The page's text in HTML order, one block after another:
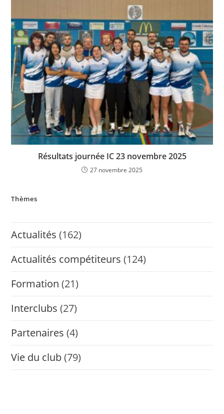
Résultats journée IC 23 novembre 2025
27 novembre 2025
Thèmes
Actualités (162)
Actualités compétiteurs (124)
Formation (21)
Interclubs (27)
Partenaires (4)
Vie du club (79)